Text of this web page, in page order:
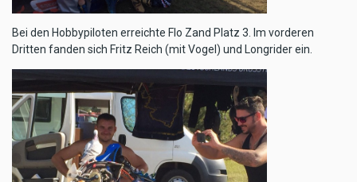
Bei den Hobbypiloten erreichte Flo Zand Platz 3. Im vorderen
Dritten fanden sich Fritz Reich (mit Vogel) und Longrider ein.